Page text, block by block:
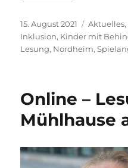
Veröffentlicht
am
15. August 2021 Aktuelles,
Inklusion, Kinder mit
Lesung, Nordheim,
Online –
Mühlhause